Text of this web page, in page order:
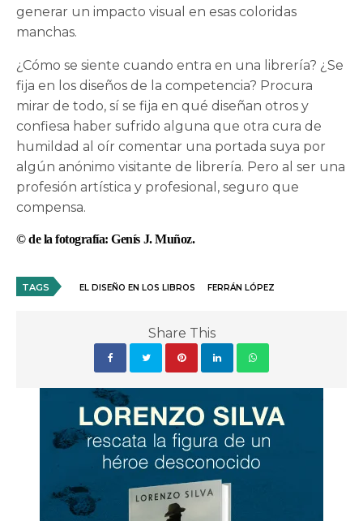
generar un impacto visual en esas coloridas
manchas.
¿Cómo se siente cuando entra en una librería? ¿Se
fija en los diseños de la competencia? Procura
mirar de todo, sí se fija en qué diseñan otros y
confiesa haber sufrido alguna que otra cura de
humildad al oír comentar una portada suya por
algún anónimo visitante de librería. Pero al ser una
profesión artística y profesional, seguro que
compensa.
© de la fotografía: Genís J. Muñoz.
TAGS EL DISEÑO EN LOS LIBROS FERRÁN LÓPEZ
Share This